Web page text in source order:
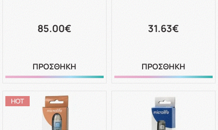
85.00€
ΠΡΟΣΘΗΚΗ
31.63€
ΠΡΟΣΘΗΚΗ